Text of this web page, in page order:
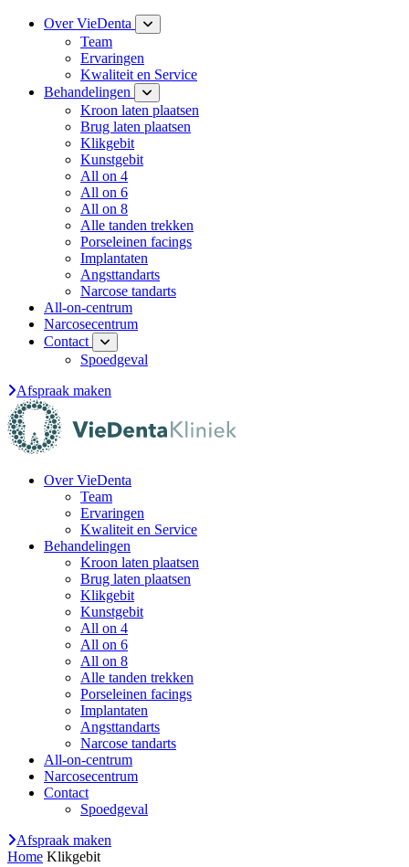
Over VieDenta
Team
Ervaringen
Kwaliteit en Service
Behandelingen
Kroon laten plaatsen
Brug laten plaatsen
Klikgebit
Kunstgebit
All on 4
All on 6
All on 8
Alle tanden trekken
Porseleinen facings
Implantaten
Angsttandarts
Narcose tandarts
All-on-centrum
Narcosecentrum
Contact
Spoedgeval
Afspraak maken
Over VieDenta
Team
Ervaringen
Kwaliteit en Service
Behandelingen
Kroon laten plaatsen
Brug laten plaatsen
Klikgebit
Kunstgebit
All on 4
All on 6
All on 8
Alle tanden trekken
Porseleinen facings
Implantaten
Angsttandarts
Narcose tandarts
All-on-centrum
Narcosecentrum
Contact
Spoedgeval
Afspraak maken
Home Klikgebit